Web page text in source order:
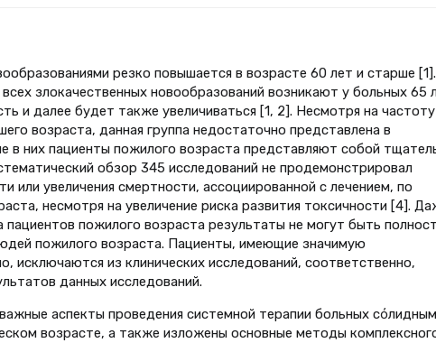
резко повышается в возрасте 60 лет и старше
злокачественных новообразований возникают у больных 65
и далее будет также увеличиваться [1, 2]. Несмотря на частоту
возраста, данная группа недостаточно представлена в
в них пациенты пожилого возраста представляют собой
обзор 345 исследований не продемонстрировал
или увеличения смертности, ассоциированной с лечением, по
несмотря на увеличение риска развития токсичности [4].
пациентов пожилого возраста результаты не могут быть
пожилого возраста. Пациенты, имеющие значимую
исключаются из клинических исследований, соответственно,
данных исследований.
аспекты проведения системной терапии больных
возрасте, а также изложены основные методы